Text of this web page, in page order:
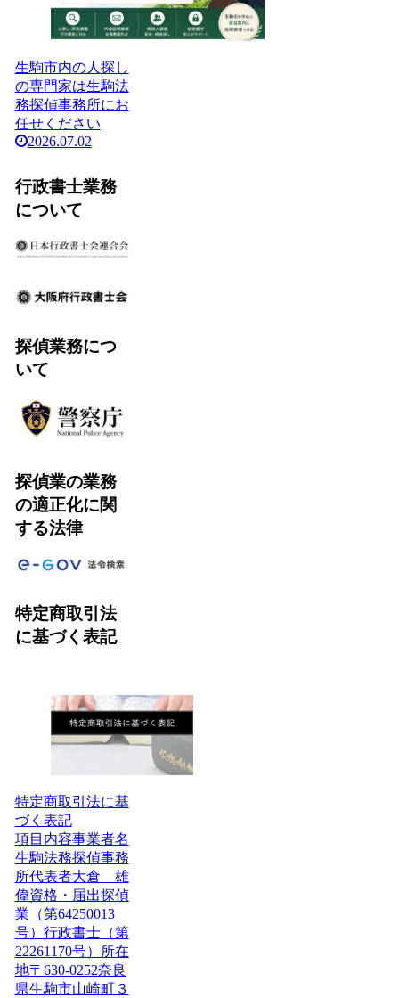
生駒市内の人探し
の専門家は生駒法
務探偵事務所にお
任せください
2026.07.02
行政書士業務
について
探偵業務につ
いて
探偵業の業務
の適正化に関
する法律
特定商取引法
に基づく表記
特定商取引法に基
づく表記
項目内容事業者名
生駒法務探偵事務
所代表者大倉 雄
偉資格・届出探偵
業（第64250013
号）行政書士（第
22261170号）所在
地〒630-0252奈良
県生駒市山崎町３